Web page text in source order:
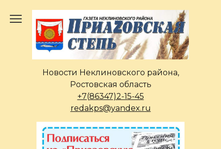
содержанию
Новости Неклиновского района,
Ростовская область
+7(86347)2-15-45
redakps@yandex.ru